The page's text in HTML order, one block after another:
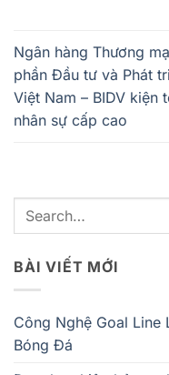
Ngân hàng Thương
phần Đầu tư và Phát
Việt Nam – BIDV kiện
nhân sự cấp cao
BÀI VIẾT MỚI
Công Nghệ Goal Line
Bóng Đá